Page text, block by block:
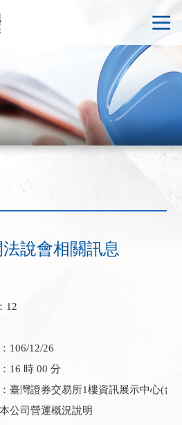
說會相關訊息
12
106/12/26
16 時 00 分
臺灣證券交易所1樓資訊展示中心(台
公司營運概況說明